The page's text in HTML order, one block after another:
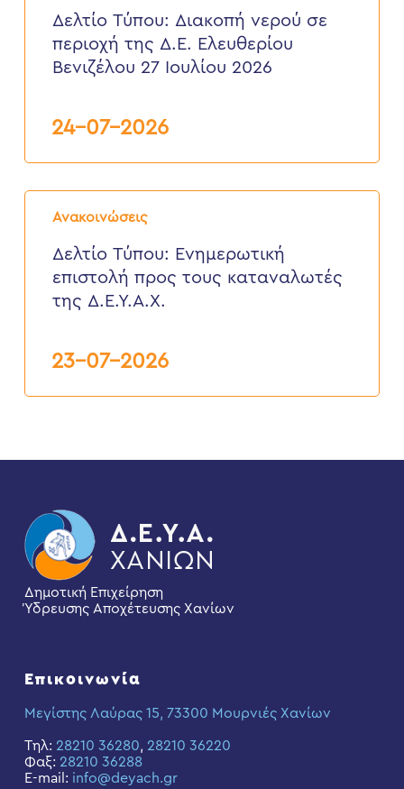
νερού
περιοχή
2026
Δελτίο Τύπου: Διακοπή νερού σε
περιοχή της Δ.Ε. Ελευθερίου
Βενιζέλου 27 Ιουλίου 2026
24-07-2026
Ανακοινώσεις
Δελτίο
Τύπου:
επιστολή
προς
τους
καταναλωτές
Δελτίο Τύπου: Eνημερωτική
επιστολή προς τους καταναλωτές
της Δ.Ε.Υ.Α.Χ.
23-07-2026
Δημοτική Επιχείρηση
Ύδρευσης Αποχέτευσης Χανίων
Επικοινωνία
Μεγίστης Λαύρας 15, 73300 Μουρνιές Χανίων
Τηλ: 28210 36280, 28210 36220
Φαξ: 28210 36288
E-mail: info@deyach.gr